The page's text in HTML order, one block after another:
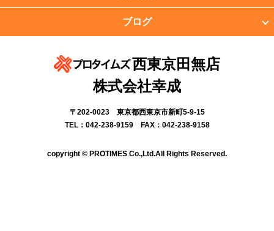
ブログ
西東京田無店
株式会社幸成
〒202-0023 東京都西東京市新町5-9-15
TEL：042-238-9159 FAX：042-238-9158
copyright © PROTIMES Co.,Ltd.All Rights Reserved.